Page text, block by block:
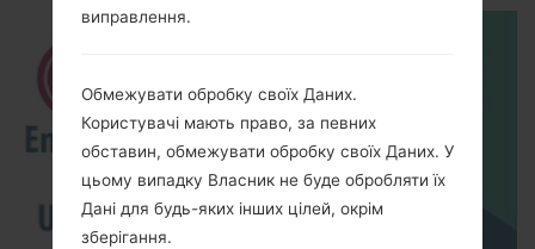
виправлення.
Обмежувати обробку своїх Даних.
Користувачі мають право, за певних
обставин, обмежувати обробку своїх Даних. У
цьому випадку Власник не буде обробляти їх
Дані для будь-яких інших цілей, окрім
зберігання.